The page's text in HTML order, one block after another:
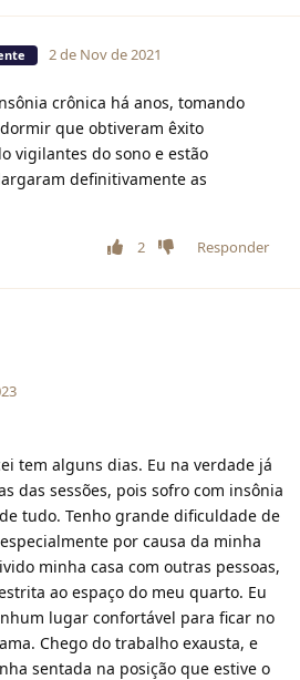
2 de Nov de 2021
crônica há anos, tomando
que obtiveram êxito
vigilantes do sono e estão
definitivamente as
2 Responder
tem alguns dias. Eu na verdade já
das sessões, pois sofro com insônia
tudo. Tenho grande dificuldade de
por causa da minha
minha casa com outras pessoas,
ao espaço do meu quarto. Eu
lugar confortável para ficar no
Chego do trabalho exausta, e
sentada na posição que estive o